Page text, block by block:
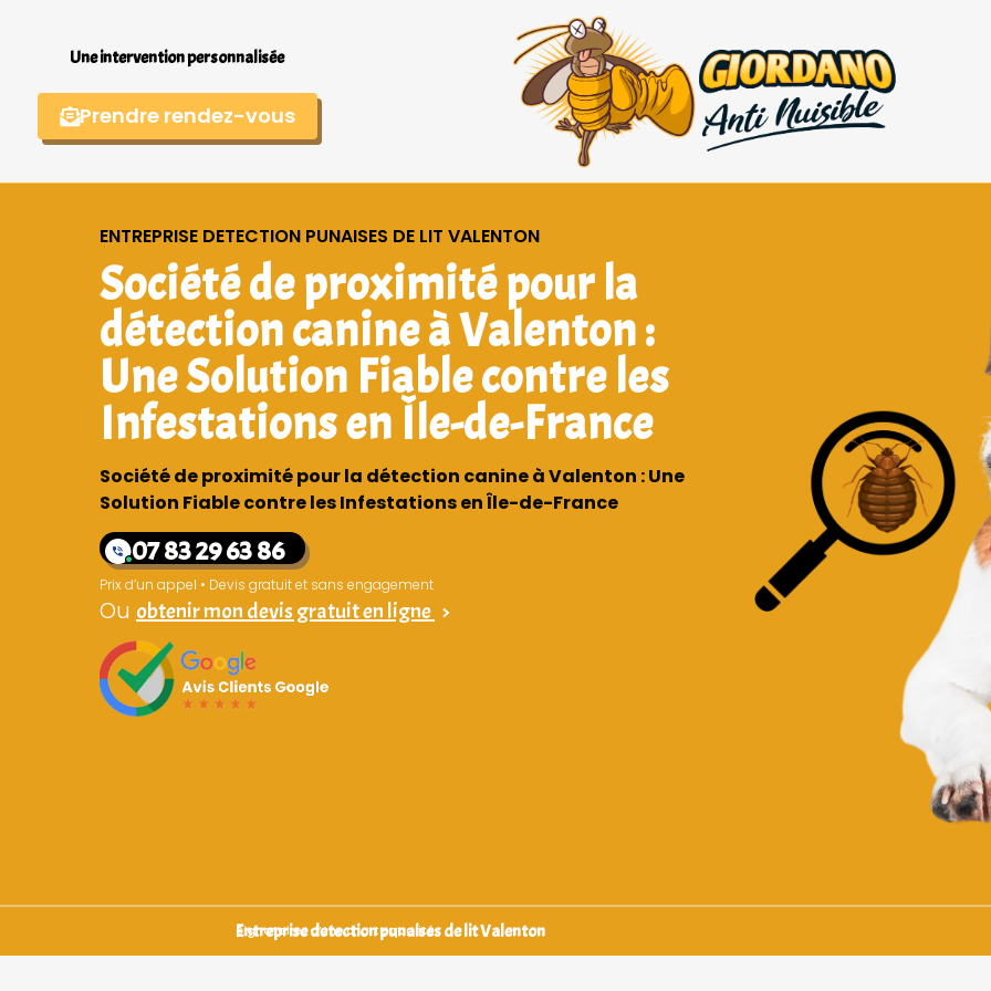
Une intervention personnalisée
Prendre rendez-vous
ENTREPRISE DETECTION PUNAISES DE LIT VALENTON
Société de proximité pour la
détection canine à Valenton :
Une Solution Fiable contre les
Infestations en Île-de-France
Société de proximité pour la détection canine à Valenton : Une
Solution Fiable contre les Infestations en Île-de-France
07 83 29 63 86
Prix d’un appel • Devis gratuit et sans engagement
Ou obtenir mon devis gratuit en ligne >
Entreprise detection punaises de lit Valenton
Signataires d’une charte qualité